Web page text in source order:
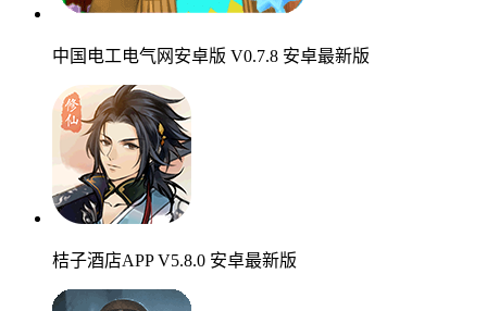
中国电工电气网安卓版 V0.7.8 安卓最新版
桔子酒店APP V5.8.0 安卓最新版